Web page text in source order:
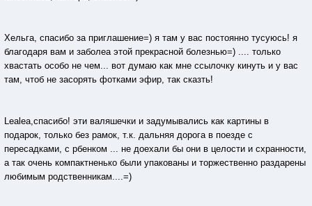
Хельга, спасибо за приглашение=) я там у вас постоянно тусуюсь! я
благодаря вам и заболеа этой прекрасной болезнью=) .... только
хвастать особо не чем... вот думаю как мне ссылочку кинуть и у вас
там, чтоб не засорять фотками эфир, так сказть!
Lealea,спасибо! эти валяшечки и задумывались как картины в
подарок, только без рамок, т.к. дальняя дорога в поезде с
пересадками, с рбенком ... не доехали бы они в целости и схранности,
а так очень компактненько были упакованы и торжественно раздарены
любимым родственникам....=)